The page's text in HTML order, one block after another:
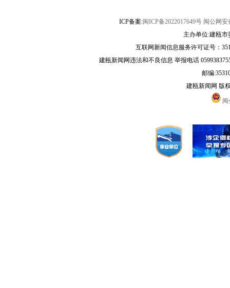
ICP备案:闽ICP备2022017649号 闽公网安
主办单位:建瓯
互联网新闻信息服务许可证号：
建瓯新闻网违法和不良信息 举报电话
邮编
建瓯新闻网 版
闽